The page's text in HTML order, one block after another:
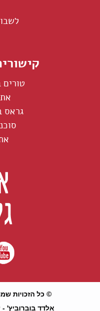
גראס
© כל הזכויות
אלדד בוברוביץ' -